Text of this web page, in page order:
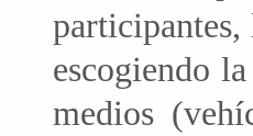
participantes,
escogiendo
medios